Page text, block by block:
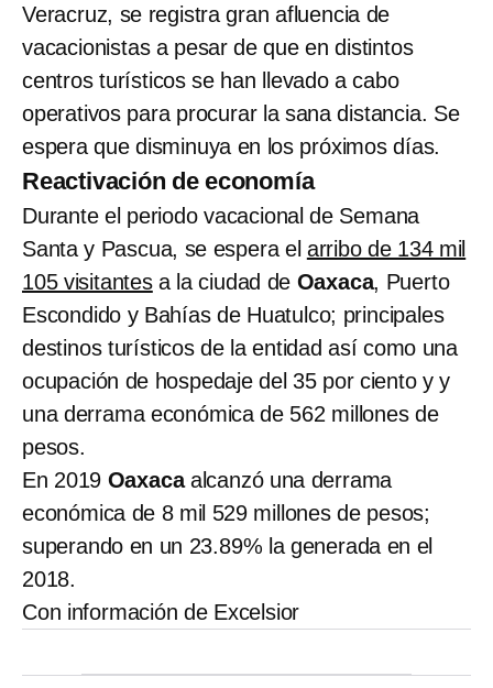
Veracruz, se registra gran afluencia de
vacacionistas a pesar de que en distintos
centros turísticos se han llevado a cabo
operativos para procurar la sana distancia. Se
espera que disminuya en los próximos días.
Reactivación de economía
Durante el periodo vacacional de Semana
Santa y Pascua, se espera el arribo de 134 mil
105 visitantesa la ciudad de Oaxaca, Puerto
Escondido y Bahías de Huatulco; principales
destinos turísticos de la entidad así como una
ocupación de hospedaje del 35 por ciento y y
una derrama económica de 562 millones de
pesos.
En 2019 Oaxacaalcanzó una derrama
económica de 8 mil 529 millones de pesos;
superando en un 23.89% la generada en el
2018.
Con información de Excelsior